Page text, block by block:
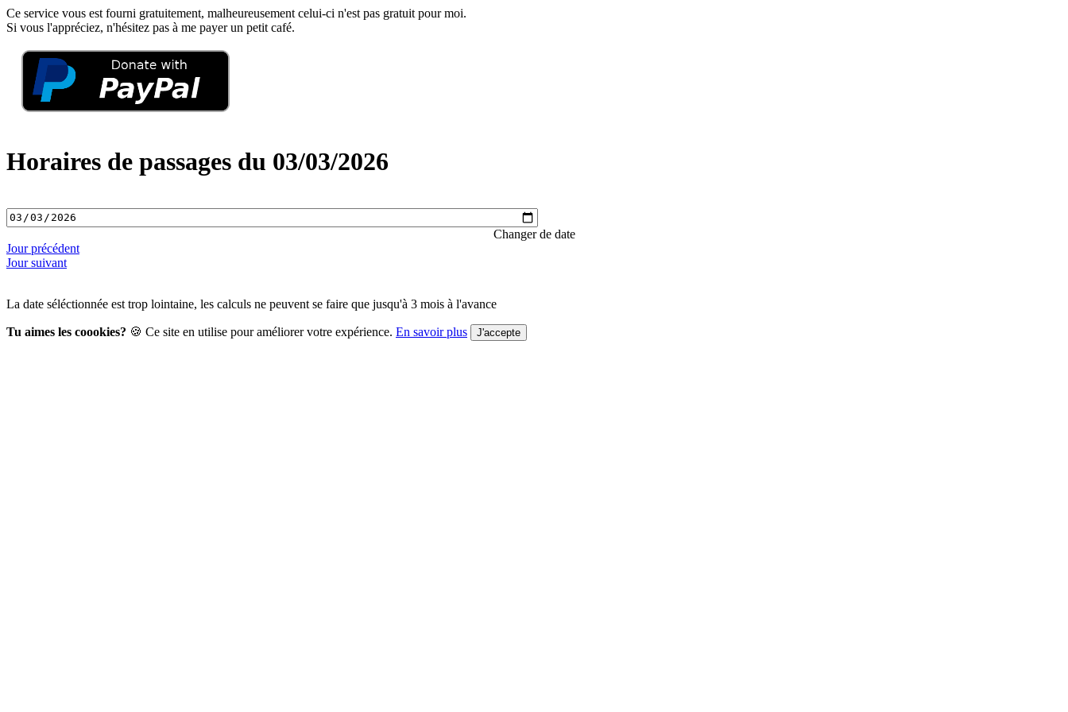
Ce service vous est fourni gratuitement, malheureusement celui-ci n'est pas gratuit pour moi.
Si vous l'appréciez, n'hésitez pas à me payer un petit café.
Horaires de passages du 03/03/2026
Changer de date
Jour précédent
Jour suivant
La date séléctionnée est trop lointaine, les calculs ne peuvent se faire que jusqu'à 3 mois à l'avance
Tu aimes les coookies? 🍪 Ce site en utilise pour améliorer votre expérience. En savoir plus J'accepte